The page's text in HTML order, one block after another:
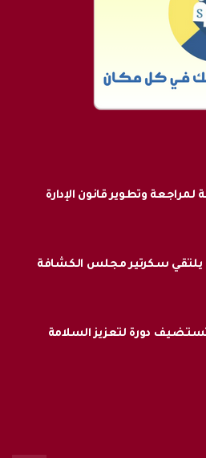
لمراجعة وتطوير قانون الإدارة
يلتقي سكرتير مجلس الكشافة
دورة لتعزيز السلامة